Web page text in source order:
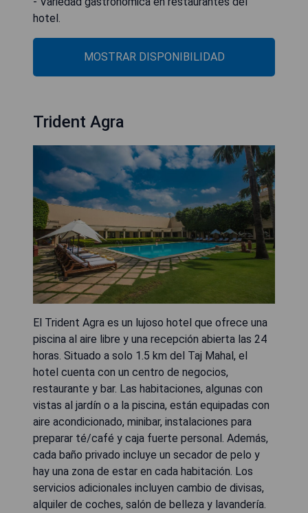
hotel.
MOSTRAR DISPONIBILIDAD
Trident Agra
El Trident Agra es un lujoso hotel que ofrece una
piscina al aire libre y una recepción abierta las 24
horas. Situado a solo 1.5 km del Taj Mahal, el
hotel cuenta con un centro de negocios,
restaurante y bar. Las habitaciones, algunas con
vistas al jardín o a la piscina, están equipadas con
aire acondicionado, minibar, instalaciones para
preparar té/café y caja fuerte personal. Además,
cada baño privado incluye un secador de pelo y
hay una zona de estar en cada habitación. Los
servicios adicionales incluyen cambio de divisas,
alquiler de coches, salón de belleza y lavandería.